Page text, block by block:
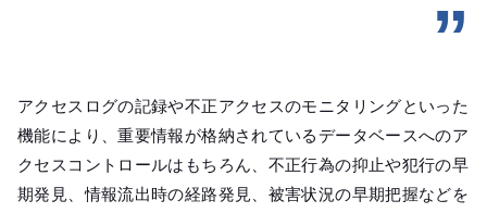
アクセスログの記録や不正アクセスのモニタリングといった
機能により、重要情報が格納されているデータベースへのア
クセスコントロールはもちろん、不正行為の抑止や犯行の早
期発見、情報流出時の経路発見、被害状況の早期把握などを